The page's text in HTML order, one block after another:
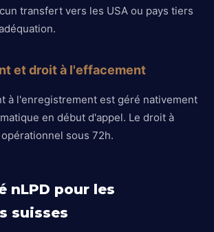
transfert vers les USA ou pays tiers
et droit à l'effacement
à l'enregistrement est géré nativement
en début d'appel. Le droit à
sous 72h.
nLPD pour les
suisses